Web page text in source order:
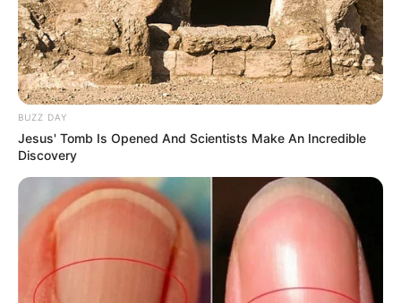
14. Corte o bigode no feltro branco e faça a
BUZZ DAY
Jesus' Tomb Is Opened And Scientists Make An Incredible
Discovery